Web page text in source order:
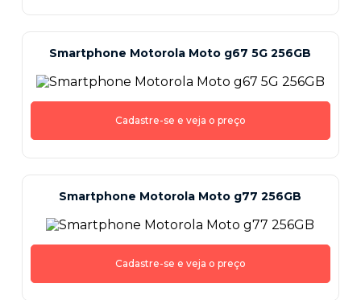
Smartphone Motorola Moto g67 5G 256GB
Cadastre-se e veja o preço
Smartphone Motorola Moto g77 256GB
Cadastre-se e veja o preço